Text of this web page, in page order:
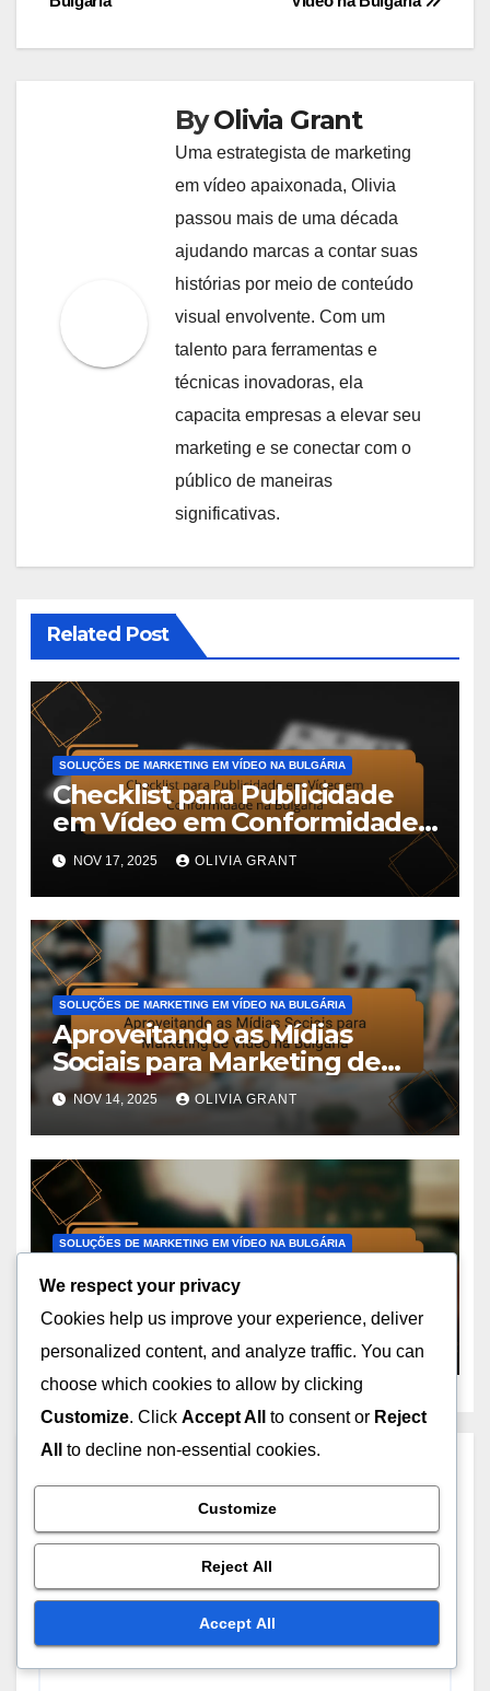
ByOlivia Grant
Uma estrategista de marketing
em vídeo apaixonada, Olivia
passou mais de uma década
ajudando marcas a contar suas
histórias por meio de conteúdo
visual envolvente. Com um
talento para ferramentas e
técnicas inovadoras, ela
capacita empresas a elevar seu
marketing e se conectar com o
público de maneiras
significativas.
Related Post
SOLUÇÕES DE MARKETING EM VÍDEO NA BULGÁRIA
Checklist para Publicidade
em Vídeo em Conformidade
na Bulgária
NOV 17, 2025 OLIVIA GRANT
SOLUÇÕES DE MARKETING EM VÍDEO NA BULGÁRIA
Aproveitando as Mídias
Sociais para Marketing de
Vídeo na Bulgária
NOV 14, 2025 OLIVIA GRANT
SOLUÇÕES DE MARKETING EM VÍDEO NA BULGÁRIA
Considerações de
Conformidade Local para
Publicidade em Vídeo na
Bulgária
Your email address will not be published. Required
We respect your privacy
Cookies help us improve your experience, deliver
personalized content, and analyze traffic. You can
choose which cookies to allow by clicking
Customize. Click Accept All to consent or Reject
All
to decline non-essential cookies.
Customize
Reject All
Accept All